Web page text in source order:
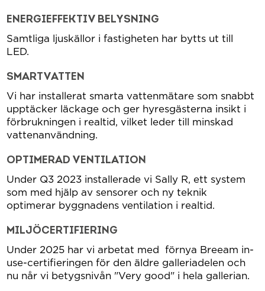
ENERGIEFFEKTIV BELYSNING
Samtliga ljuskällor i fastigheten har bytts ut till
LED.
SMARTVATTEN
Vi har installerat smarta vattenmätare som snabbt
upptäcker läckage och ger hyresgästerna insikt i
förbrukningen i realtid, vilket leder till minskad
vattenanvändning.
OPTIMERAD VENTILATION
Under Q3 2023 installerade vi Sally R, ett system
som med hjälp av sensorer och ny teknik
optimerar byggnadens ventilation i realtid.
MILJÖCERTIFIERING
Under 2025 har vi arbetat med förnya Breeam in-
use-certifieringen för den äldre galleriadelen och
nu når vi betygsnivån "Very good" i hela gallerian.